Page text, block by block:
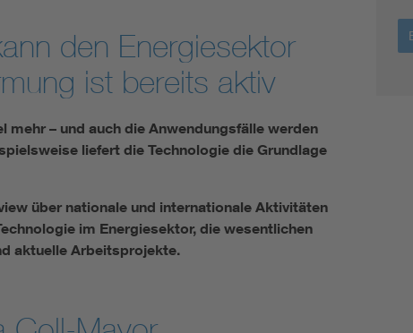
den Energiesektor
ist bereits aktiv
– und auch die Anwendungsfälle werden
liefert die Technologie die Grundlage
über nationale und internationale Aktivitäten
im Energiesektor, die wesentlichen
aktuelle Arbeitsprojekte.